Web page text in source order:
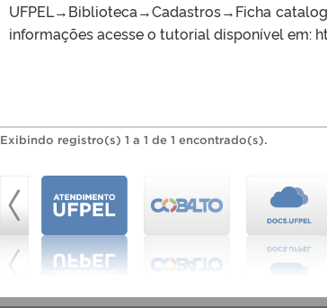
UFPEL→Biblioteca→Cadastros→Ficha
informações acesse o tutorial disponível em:
Exibindo registro(s) 1 a 1 de 1 encontrado(s).